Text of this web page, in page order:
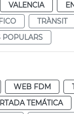
VALENCIA
TRÀNSIT
POPULARS
WEB FDM
TEMÁTICA